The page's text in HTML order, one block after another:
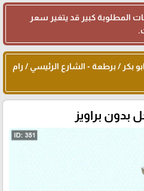
المطلوبة كبير قد يتغير سعر
بكر / برطعة - الشارع الرئيسي / رام
بدون براويز